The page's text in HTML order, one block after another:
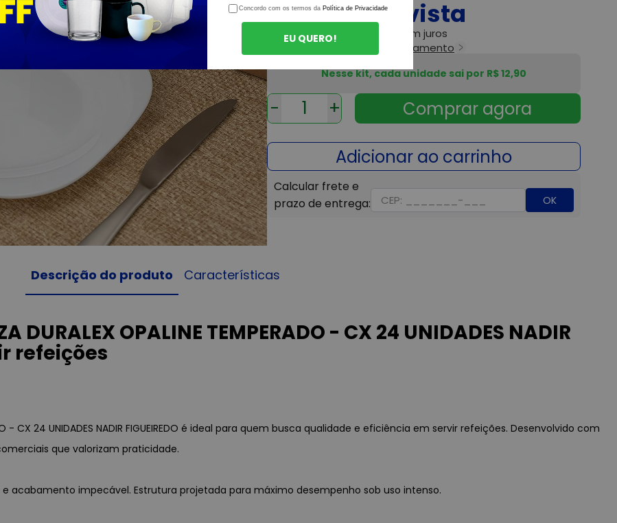
R$ 309,60
6x
sem juros
Ver todas as formas de pagamento
- +
OK
Nesse kit, cada unidade sai por R$ 12,90
Descrição do produto Características
DURALEX OPALINE TEMPERADO - CX 24 UNIDADES NADIR
refeições
- CX 24 UNIDADES NADIR FIGUEIREDO é ideal para quem busca qualidade e eficiência em servir refeições. Desenvolvido com
que valorizam praticidade.
acabamento impecável. Estrutura projetada para máximo desempenho sob uso intenso.
Concordo com os termos da Política de Privacidade
EU QUERO!